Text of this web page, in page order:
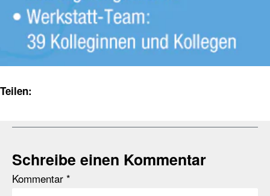
Teilen:
Schreibe einen Kommentar
Kommentar *